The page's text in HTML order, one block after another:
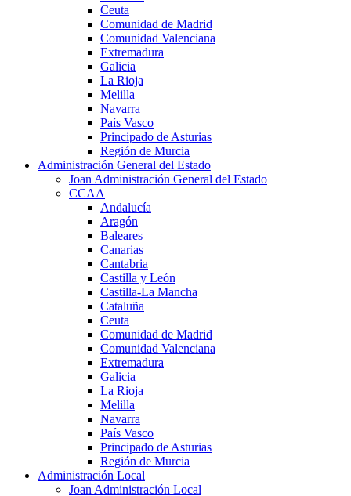
Ceuta
Comunidad de Madrid
Comunidad Valenciana
Extremadura
Galicia
La Rioja
Melilla
Navarra
País Vasco
Principado de Asturias
Región de Murcia
Administración General del Estado
Joan Administración General del Estado
CCAA
Andalucía
Aragón
Baleares
Canarias
Cantabria
Castilla y León
Castilla-La Mancha
Cataluña
Ceuta
Comunidad de Madrid
Comunidad Valenciana
Extremadura
Galicia
La Rioja
Melilla
Navarra
País Vasco
Principado de Asturias
Región de Murcia
Administración Local
Joan Administración Local